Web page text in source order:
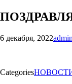
6 декабря, 2022admin
Categories